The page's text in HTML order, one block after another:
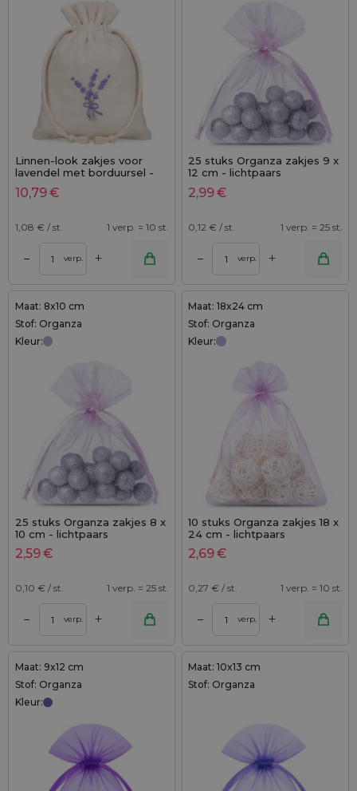
Linnen-look zakjes voor
lavendel met borduursel -
9x12 cm, set van 10 -
natuurlijk & stijlvol verpakt
10,79€
1,08 € / st. 1 verp. = 10 st.
– verp. +
25 stuks Organza zakjes 9 x
12 cm - lichtpaars
2,99€
0,12 € / st. 1 verp. = 25 st.
– verp. +
Maat: 8x10 cm
Stof: Organza
Kleur:
25 stuks Organza zakjes 8 x
10 cm - lichtpaars
2,59€
0,10 € / st. 1 verp. = 25 st.
– verp. +
Maat: 18x24 cm
Stof: Organza
Kleur:
10 stuks Organza zakjes 18 x
24 cm - lichtpaars
2,69€
0,27 € / st. 1 verp. = 10 st.
– verp. +
Maat: 9x12 cm
Stof: Organza
Kleur:
Maat: 10x13 cm
Stof: Organza